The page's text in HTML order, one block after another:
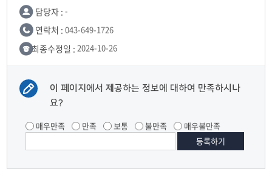
담당자 : -
연락처 : 043-649-1726
최종수정일 : 2024-10-26
이 페이지에서 제공하는 정보에 대하여 만족하시나
요?
매우만족 만족 보통 불만족 매우불만족